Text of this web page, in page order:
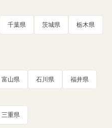
千葉県 茨城県 栃木県
富山県 石川県 福井県
三重県